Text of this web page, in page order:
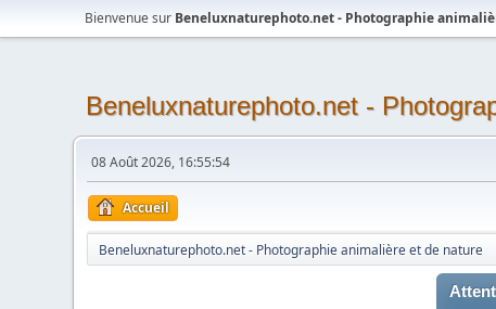
Bienvenue sur Beneluxnaturephoto.net - Photographie
Beneluxnaturephoto.net -
08 Août 2026, 16:55:54
Accueil
Beneluxnaturephoto.net - Photographie animalière et de nature